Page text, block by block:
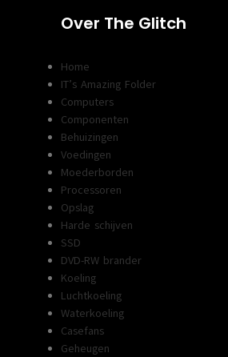
Over The Glitch
Home
IT’s Amazing Folder
Computers
Componenten
Behuizingen
Voedingen
Moederborden
Processoren
Opslag
Harde schijven
SSD
DVD-RW brander
Koeling
Luchtkoeling
Waterkoeling
Casefans
Geheugen